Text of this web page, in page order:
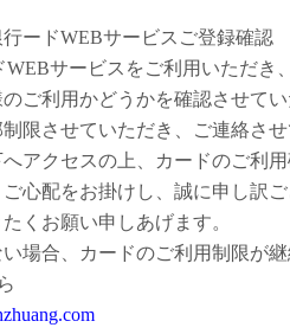
ードWEBサービスご登録確認
サービスをご利用いただき
ご利用かどうかを確認させて
限させていただき、ご連絡させ
アクセスの上、カードのご利
心配をお掛けし、誠に申し訳ご
くお願い申しあげます。
場合、カードのご利用制限が